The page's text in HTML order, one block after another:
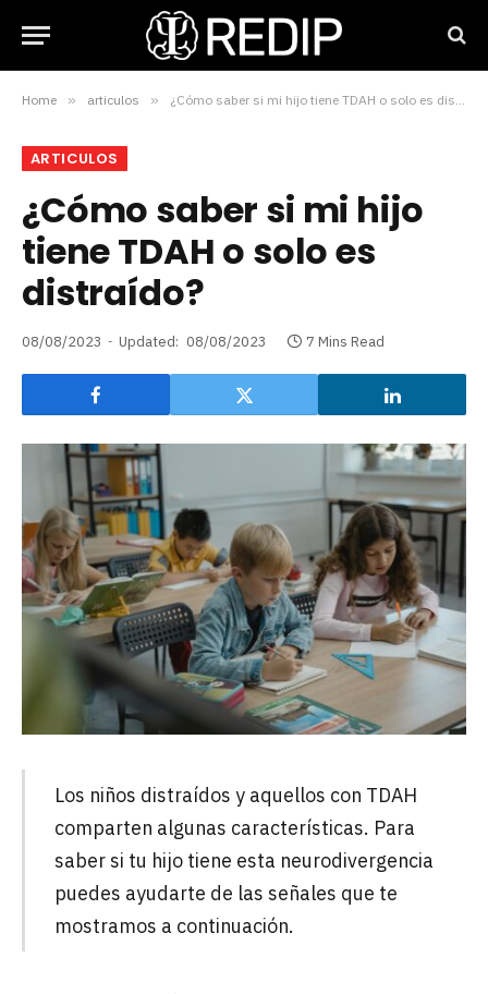
Home » articulos » ¿Cómo saber si mi hijo tiene TDAH o solo es distraído?
ARTICULOS
¿Cómo saber si mi hijo
tiene TDAH o solo es
distraído?
08/08/2023 Updated: 08/08/2023 7 Mins Read
Los niños distraídos y aquellos con TDAH
comparten algunas características. Para
saber si tu hijo tiene esta neurodivergencia
puedes ayudarte de las señales que te
mostramos a continuación.